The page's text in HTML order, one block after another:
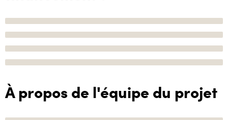
À propos de l'équipe du projet